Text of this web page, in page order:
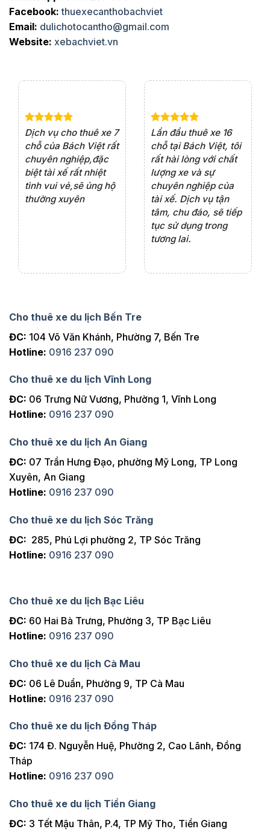
Facebook: thuexecanthobachviet
Email: dulichotocantho@gmail.com
Website: xebachviet.vn
Dịch vụ cho thuê xe 7
chỗ của Bách Việt rất
chuyên nghiệp,đặc
biệt tài xế rất nhiệt
tình vui vẻ,sẽ ủng hộ
thường xuyên
Lần đầu thuê xe 16
chỗ tại Bách Việt, tôi
rất hài lòng với chất
lượng xe và sự
chuyên nghiệp của
tài xế. Dịch vụ tận
tâm, chu đáo, sẽ tiếp
tục sử dụng trong
tương lai.
Cho thuê xe du lịch Bến Tre
ĐC: 104 Võ Văn Khánh, Phường 7, Bến Tre
Hotline: 0916 237 090
Cho thuê xe du lịch Vĩnh Long
ĐC: 06 Trưng Nữ Vương, Phường 1, Vĩnh Long
Hotline: 0916 237 090
Cho thuê xe du lịch An Giang
ĐC: 07 Trần Hưng Đạo, phường Mỹ Long, TP Long
Xuyên, An Giang
Hotline: 0916 237 090
Cho thuê xe du lịch Sóc Trăng
ĐC: 285, Phú Lợi phường 2, TP Sóc Trăng
Hotline: 0916 237 090
Cho thuê xe du lịch Bạc Liêu
ĐC: 60 Hai Bà Trưng, Phường 3, TP Bạc Liêu
Hotline: 0916 237 090
Cho thuê xe du lịch Cà Mau
ĐC: 06 Lê Duẩn, Phường 9, TP Cà Mau
Hotline: 0916 237 090
Cho thuê xe du lịch Đồng Tháp
ĐC: 174 Đ. Nguyễn Huệ, Phường 2, Cao Lãnh, Đồng
Tháp
Hotline: 0916 237 090
Cho thuê xe du lịch Tiền Giang
ĐC: 3 Tết Mậu Thân, P.4, TP Mỹ Tho, Tiền Giang